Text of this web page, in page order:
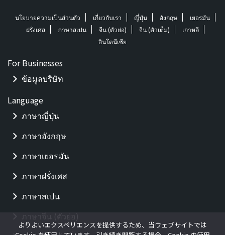
นโยบายความเป็นส่วนตัว เกี่ยวกับเรา ญี่ปุ่น อังกฤษ
เยอรมัน
ฝรั่งเศส
ภาษาสเปน จีน (ตัวย่อ) จีน (ตัวเต็ม)
เกาหลี
อินโดนีเซีย
For Businesses
ข้อมูลบริษัท
Language
ภาษาญี่ปุ่น
ภาษาอังกฤษ
ภาษาเยอรมัน
ภาษาฝรั่งเศส
ภาษาสเปน
ภาษาจีน (ตัวย่อ)
よりよいエクスペリエンスを提供するため、当ウェブサイトでは